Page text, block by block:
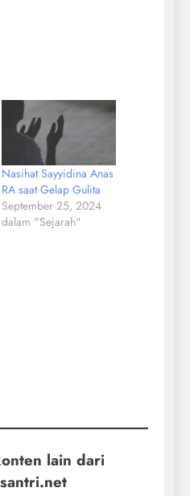
Nasihat Sayyidina Anas
RA saat Gelap Gulita
September 25, 2024
dalam "Sejarah"
lain dari